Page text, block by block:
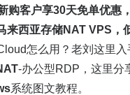
购客户享30天免单优惠
来西亚存储NAT VPS，
怎么用？老刘这里入
-办公型RDP，这里分
系统图文教程。